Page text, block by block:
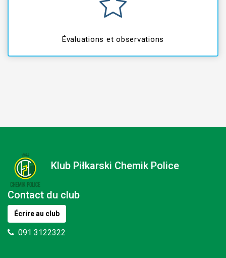
Évaluations et observations
Klub Piłkarski Chemik Police
Contact du club
Écrire au club
091 3122322